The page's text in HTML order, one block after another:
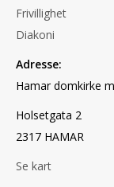
Frivillighet
Diakoni
Adresse:
Hamar domkirke
Holsetgata 2
2317 HAMAR
Se kart